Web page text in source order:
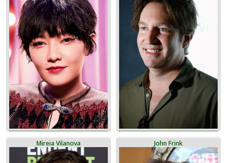
Mireia Vilanova John Frink